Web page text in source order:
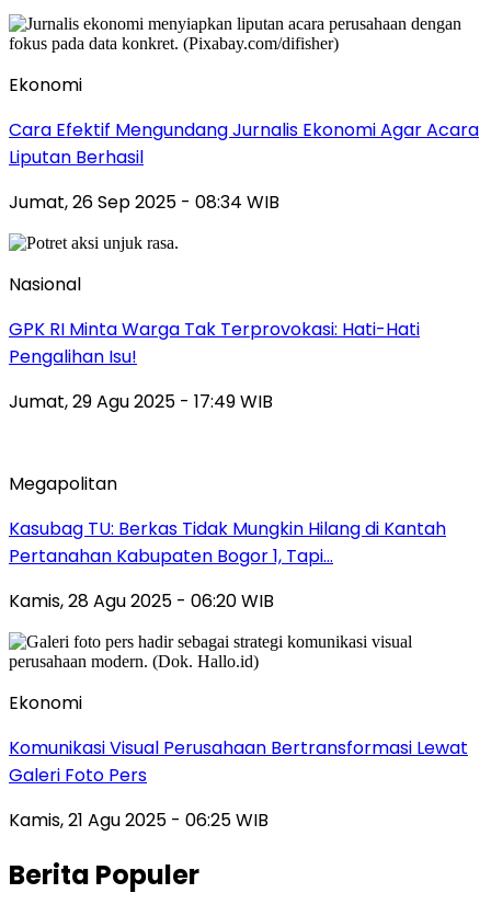
Ekonomi
Cara Efektif Mengundang Jurnalis Ekonomi Agar Acara
Liputan Berhasil
Jumat, 26 Sep 2025 - 08:34 WIB
Nasional
GPK RI Minta Warga Tak Terprovokasi: Hati-Hati
Pengalihan Isu!
Jumat, 29 Agu 2025 - 17:49 WIB
Megapolitan
Kasubag TU: Berkas Tidak Mungkin Hilang di Kantah
Pertanahan Kabupaten Bogor 1, Tapi…
Kamis, 28 Agu 2025 - 06:20 WIB
Ekonomi
Komunikasi Visual Perusahaan Bertransformasi Lewat
Galeri Foto Pers
Kamis, 21 Agu 2025 - 06:25 WIB
Berita Populer